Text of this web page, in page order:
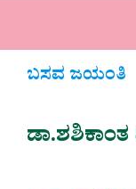
ಬಸವ ಜಯಂತಿ